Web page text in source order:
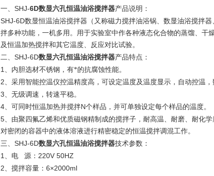
一、 SHJ-6D数显六孔恒温油浴搅拌器产品说明：
SHJ-6D数显恒温油浴搅拌器（又称磁力搅拌油浴锅、数显油浴搅拌
拌多种功能，一机多用。用于实验室中作各种液态化合物的蒸馏、干
及恒温加热搅拌和其它温度、反应对比试验。
二、 SHJ-6D数显六孔恒温油浴搅拌器产品特点：
1 、内胆选材不锈钢，有*的抗腐蚀性能。
2、采用智能控温仪控温精度高，可设定温度及温度显示，自动控温，
3、无级调速，转速平稳。
4、可同时恒温加热并搅拌N个样品，并可单独设定每个样品的温度。
5、由聚四氟乙烯和优质磁钢精制成的搅拌子，耐高温、耐磨、耐化
对密闭的容器中的液体溶液进行精密稳定的恒温搅拌调混工作。
三、 SHJ-6D数显六孔恒温油浴搅拌器技术参数：
1 、电 源： 220V 50HZ
2、搅拌容量： 6×2000ml